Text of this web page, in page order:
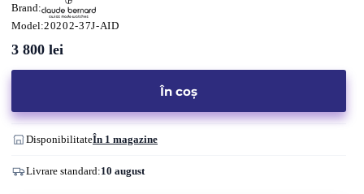
Brand:
Model:20202-37J-AID
3 800 lei
În coș
DisponibilitateÎn 1 magazine
Livrare standard:10 august